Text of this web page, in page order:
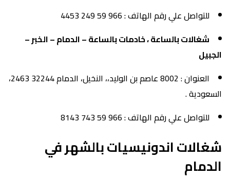
للتواصل علي رقم الهاتف : 966 59 249 4453
شغالات بالساعة ، خادمات بالساعة – الدمام – الخبر –
الجبيل
العنوان : 8002 عاصم بن الوليد،، النخيل، الدمام 32244 2463،
السعودية .
للتواصل علي رقم الهاتف : 966 59 743 8143
شغالات اندونيسيات بالشهر في
الدمام